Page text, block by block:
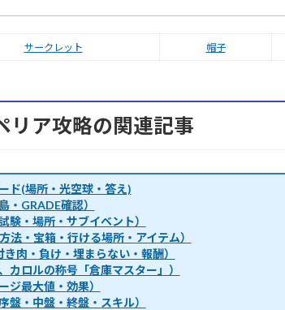
サークレット 帽子
リア攻略の関連記事
ド(場所・光空球・答え)
・GRADE確認）
験・場所・サブイベント）
法・宝箱・行ける場所・アイテム）
肉・負け・埋まらない・報酬）
ロルの称号「倉庫マスター」）
ジ最大値・効果）
盤・中盤・終盤・スキル）